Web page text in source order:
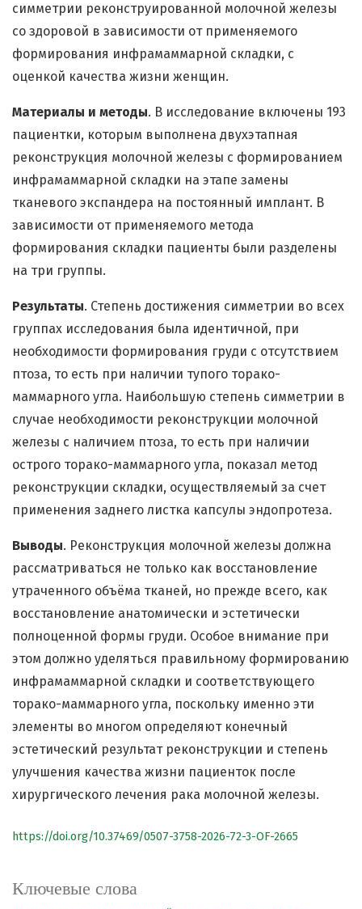
Ключевые слова
симметрии реконструированной молочной железы
со здоровой в зависимости от применяемого
формирования инфрамаммарной складки, с
оценкой качества жизни женщин.
Материалы и методы. В исследование включены 193
пациентки, которым выполнена двухэтапная
реконструкция молочной железы с формированием
инфрамаммарной складки на этапе замены
тканевого экспандера на постоянный имплант. В
зависимости от применяемого метода
формирования складки пациенты были разделены
на три группы.
Результаты. Степень достижения симметрии во всех
группах исследования была идентичной, при
необходимости формирования груди с отсутствием
птоза, то есть при наличии тупого торако-
маммарного угла. Наибольшую степень симметрии в
случае необходимости реконструкции молочной
железы с наличием птоза, то есть при наличии
острого торако-маммарного угла, показал метод
реконструкции складки, осуществляемый за счет
применения заднего листка капсулы эндопротеза.
Выводы. Реконструкция молочной железы должна
рассматриваться не только как восстановление
утраченного объёма тканей, но прежде всего, как
восстановление анатомически и эстетически
полноценной формы груди. Особое внимание при
этом должно уделяться правильному формированию
инфрамаммарной складки и соответствующего
торако-маммарного угла, поскольку именно эти
элементы во многом определяют конечный
эстетический результат реконструкции и степень
улучшения качества жизни пациенток после
хирургического лечения рака молочной железы.
https://doi.org/10.37469/0507-3758-2026-72-3-OF-2665